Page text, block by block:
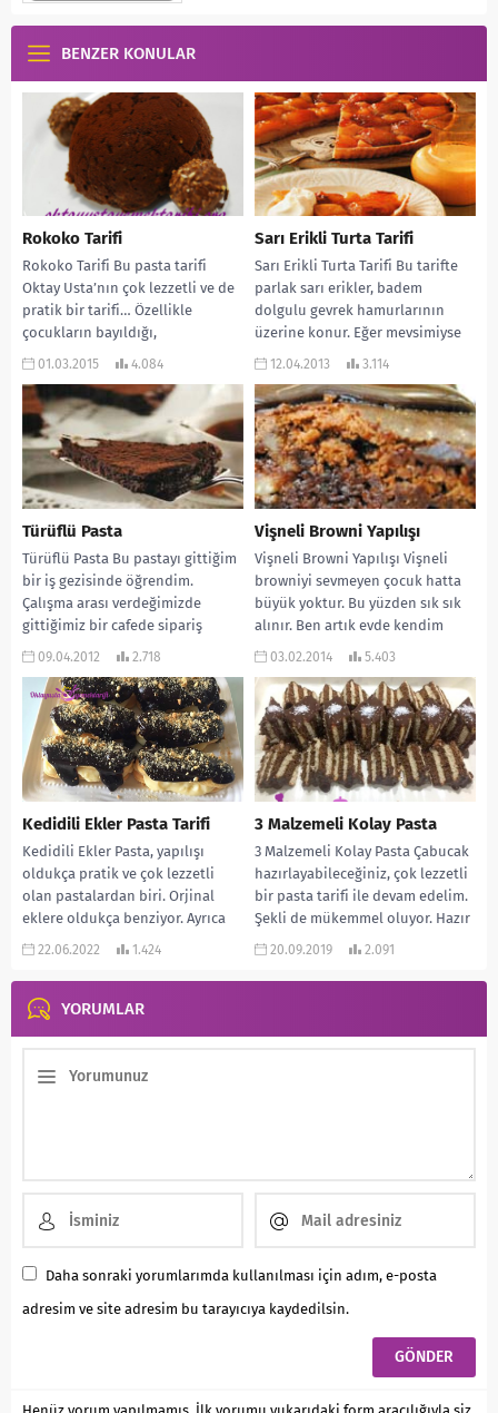
BENZER KONULAR
Rokoko Tarifi
Rokoko Tarifi Bu pasta tarifi
Oktay Usta’nın çok lezzetli ve de
pratik bir tarifi… Özellikle
çocukların bayıldığı,
büyüklerinde mutlaka tarifini...
01.03.2015 4.084
Sarı Erikli Turta Tarifi
Sarı Erikli Turta Tarifi Bu tarifte
parlak sarı erikler, badem
dolgulu gevrek hamurlarının
üzerine konur. Eğer mevsimiyse
frenüzümü de çok...
12.04.2013 3.114
Türüflü Pasta
Türüflü Pasta Bu pastayı gittiğim
bir iş gezisinde öğrendim.
Çalışma arası verdeğimizde
gittiğimiz bir cafede sipariş
verirken pastanın ismi
09.04.2012 2.718
Vişneli Browni Yapılışı
Vişneli Browni Yapılışı Vişneli
browniyi sevmeyen çocuk hatta
büyük yoktur. Bu yüzden sık sık
alınır. Ben artık evde kendim
yapıyorum....
03.02.2014 5.403
Kedidili Ekler Pasta Tarifi
Kedidili Ekler Pasta, yapılışı
oldukça pratik ve çok lezzetli
olan pastalardan biri. Orjinal
eklere oldukça benziyor. Ayrıca
çok da hafif...
22.06.2022 1.424
3 Malzemeli Kolay Pasta
3 Malzemeli Kolay Pasta Çabucak
hazırlayabileceğiniz, çok lezzetli
bir pasta tarifi ile devam edelim.
Şekli de mükemmel oluyor. Hazır
puding...
20.09.2019 2.091
YORUMLAR
Daha sonraki yorumlarımda kullanılması için adım, e-posta
adresim ve site adresim bu tarayıcıya kaydedilsin.